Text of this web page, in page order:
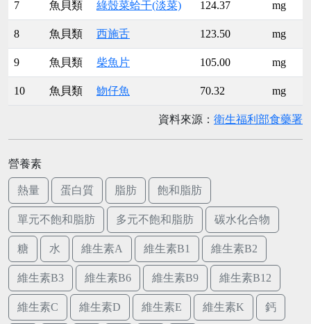
7 魚貝類 綠殼菜蛤干(淡菜) 124.37 mg
8 魚貝類 西施舌 123.50 mg
9 魚貝類 柴魚片 105.00 mg
10 魚貝類 魩仔魚 70.32 mg
資料來源： 衛生福利部食藥署
營養素
熱量 蛋白質 脂肪 飽和脂肪
單元不飽和脂肪 多元不飽和脂肪 碳水化合物
糖 水 維生素A 維生素B1 維生素B2
維生素B3 維生素B6 維生素B9 維生素B12
維生素C 維生素D 維生素E 維生素K 鈣